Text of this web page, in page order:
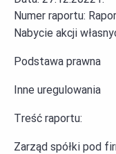
Numer raportu:
Nabycie akcji
Podstawa prawna
Inne uregulowania
Treść raportu:
Zarząd spółki pod